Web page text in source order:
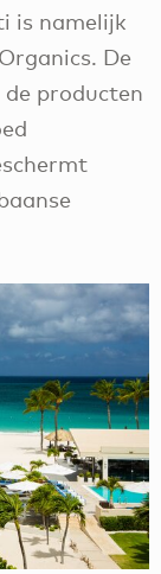
is namelijk
De
de producten